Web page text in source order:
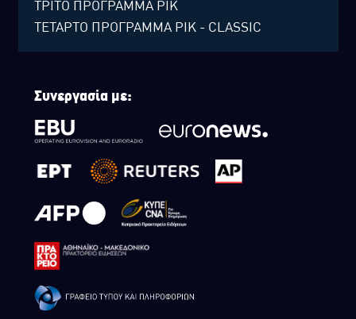
ΤΡΙΤΟ ΠΡΟΓΡΑΜΜΑ ΡΙΚ
ΤΕΤΑΡΤΟ ΠΡΟΓΡΑΜΜΑ ΡΙΚ - CLASSIC
Συνεργασία με: